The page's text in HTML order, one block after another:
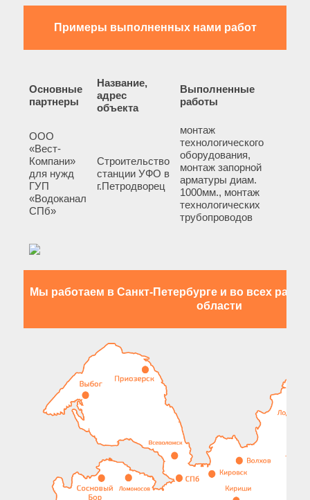
Примеры выполненных нами работ
Основные
партнеры
Название,
адрес
объекта
Выполненные
работы
ООО
«Вест-
Компани»
для нужд
ГУП
«Водоканал
СПб»
Строительство
станции УФО в
г.Петродворец
монтаж
технологического
оборудования,
монтаж запорной
арматуры диам.
1000мм., монтаж
технологических
трубопроводов
Мы работаем в Санкт-Петербурге и во всех
области